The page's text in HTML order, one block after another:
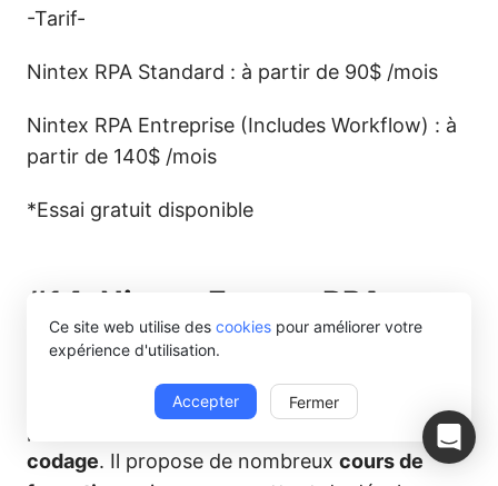
Ce site web utilise des cookies pour améliorer votre
expérience d'utilisation.
Accepter Fermer
-Tarif-
Nintex RPA Standard : à partir de 90$ /mois
Nintex RPA Entreprise (Includes Workflow) : à
partir de 140$ /mois
*Essai gratuit disponible
#14. Nintex Foxtrot RPA
ensemble d’actions que vous pouvez choisir
codage. Il propose de nombreux cours de